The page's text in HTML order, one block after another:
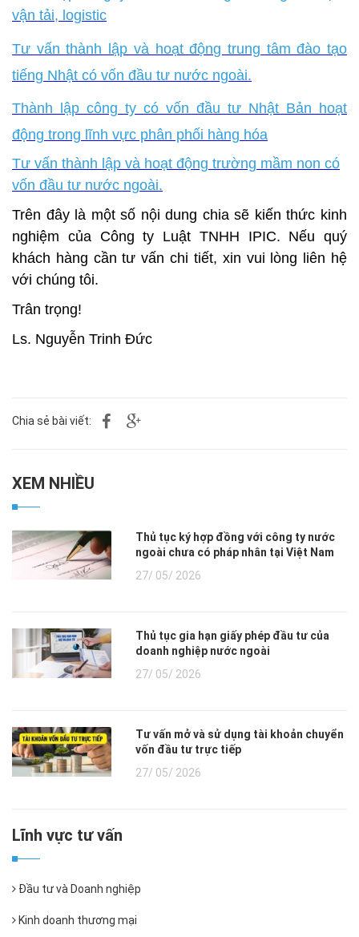
vận tải, logistic
Tư vấn thành lập và hoạt động trung tâm đào tạo
tiếng Nhật có vốn đầu tư nước ngoài.
Thành lập công ty có vốn đầu tư Nhật Bản hoạt
động trong lĩnh vực phân phối hàng hóa
Tư vấn thành lập và hoạt động trường mầm non có
vốn đầu tư nước ngoài.
Trên đây là một số nội dung chia sẽ kiến thức kinh
nghiệm của Công ty Luật TNHH IPIC. Nếu quý
khách hàng cần tư vấn chi tiết, xin vui lòng liên hệ
với chúng tôi.
Trân trọng!
Ls. Nguyễn Trinh Đức
Chia sẻ bài viết:
XEM NHIỀU
Thủ tục ký hợp đồng với công ty nước
ngoài chưa có pháp nhân tại Việt Nam
27/ 05/ 2026
Thủ tục gia hạn giấy phép đầu tư của
doanh nghiệp nước ngoài
27/ 05/ 2026
Tư vấn mở và sử dụng tài khoản chuyển
vốn đầu tư trực tiếp
27/ 05/ 2026
Lĩnh vực tư vấn
Đầu tư và Doanh nghiệp
Kinh doanh thương mại